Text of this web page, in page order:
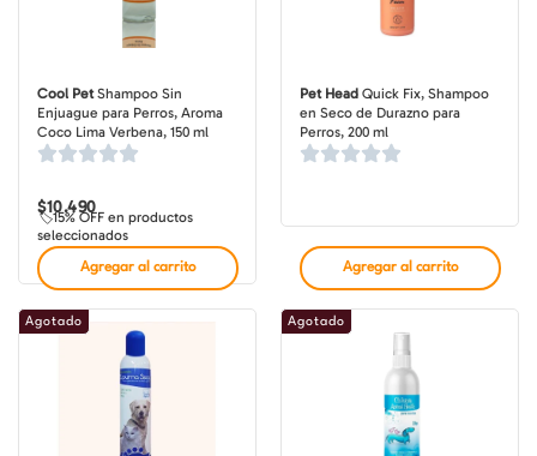
Cool PetShampoo Sin
Enjuague para Perros, Aroma
Coco Lima Verbena, 150 ml
$10.490
🏷️15% OFF en productos
seleccionados
Agregar al carrito
Pet Head Quick Fix, Shampoo
en Seco de Durazno para
Perros, 200 ml
Agregar al carrito
Agotado Agotado